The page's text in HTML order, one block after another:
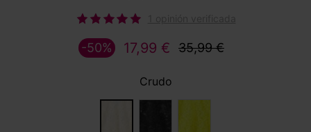
17,99 € 35,99 €
-50%
Crudo